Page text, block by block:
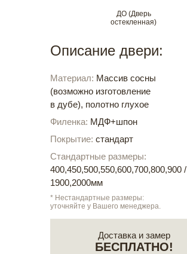
ДО (Дверь
остекленная)
Описание двери:
Материал: Массив сосны
(возможно изготовление
в дубе), полотно глухое
Филенка: МДФ+шпон
Покрытие: стандарт
Стандартные размеры:
400,450,500,550,600,700,800,900 /
1900,2000мм
* Нестандартные размеры:
уточняйте у Вашего менеджера.
Доставка и замер
БЕСПЛАТНО!